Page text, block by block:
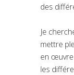
des
Je
mettre
en œuvre
les